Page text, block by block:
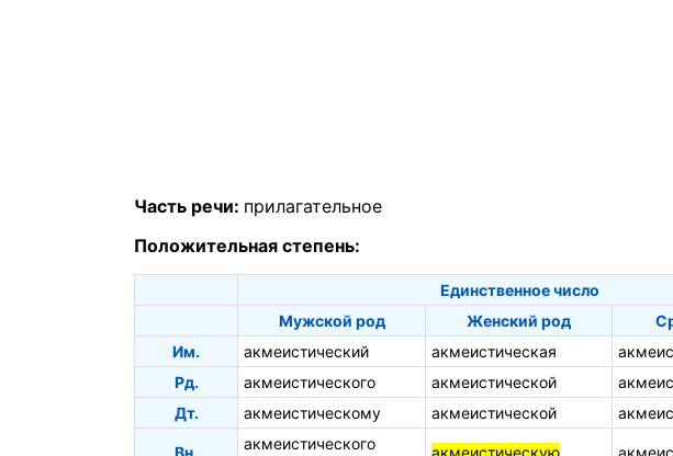
Часть речи: прилагательное
Положительная степень:
Единственное число
Мужской род
Женский род
Им.
акмеистический акмеистическая
Рд.
акмеистического акмеистической
Дт.
акмеистическому акмеистической
акмеистического